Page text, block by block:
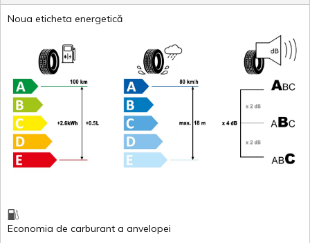
Noua eticheta energetică
Economia de carburant a anvelopei